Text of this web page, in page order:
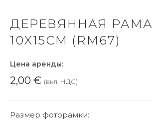
ДЕРЕВЯННАЯ РАМА
10X15CM (RM67)
Цена аренды:
2,00 € (вкл. НДС)
Размер фоторамки: